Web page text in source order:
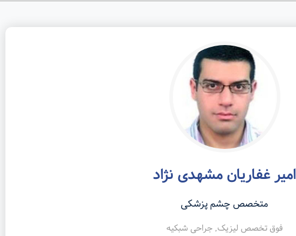
امیر غفاریان مشهدی نژاد
متخصص چشم پزشکی
فوق تخصص لیزیک, جراحی شبکیه